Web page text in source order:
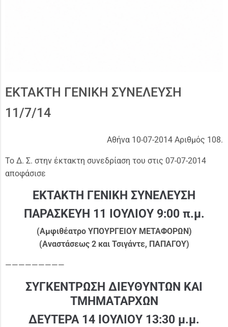
ΕΚΤΑΚΤΗ ΓΕΝΙΚΗ ΣΥΝΕΛΕΥΣΗ
11/7/14
Αθήνα 10-07-2014 Αριθμός 108.
Το Δ. Σ. στην έκτακτη συνεδρίαση του στις 07-07-2014
αποφάσισε
ΕΚΤΑΚΤΗ ΓΕΝΙΚΗ ΣΥΝΕΛΕΥΣΗ
ΠΑΡΑΣΚΕΥΗ 11 ΙΟΥΛΙΟΥ 9:00 π.μ.
(Αμφιθέατρο ΥΠΟΥΡΓΕΙΟΥ ΜΕΤΑΦΟΡΩΝ)
(Αναστάσεως 2 και Τσιγάντε, ΠΑΠΑΓΟΥ)
—————————
ΣΥΓΚΕΝΤΡΩΣΗ ΔΙΕΥΘΥΝΤΩΝ ΚΑΙ
ΤΜΗΜΑΤΑΡΧΩΝ
ΔΕΥΤΕΡΑ 14 ΙΟΥΛΙΟΥ 13:30 μ.μ.